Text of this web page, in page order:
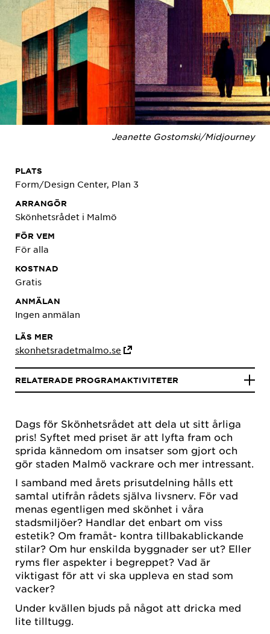
Jeanette Gostomski/Midjourney
Dags för Skönhetsrådet att dela ut sitt årliga
pris! Syftet med priset är att lyfta fram och
sprida kännedom om insatser som gjort och
gör staden Malmö vackrare och mer intressant.
I samband med årets prisutdelning hålls ett
samtal utifrån rådets själva livsnerv. För vad
menas egentligen med skönhet i våra
stadsmiljöer? Handlar det enbart om viss
estetik? Om framåt- kontra tillbakablickande
stilar? Om hur enskilda byggnader ser ut? Eller
ryms fler aspekter i begreppet? Vad är
viktigast för att vi ska uppleva en stad som
vacker?
Under kvällen bjuds på något att dricka med
lite tilltugg.
PLATS
Form/Design Center, Plan 3
ARRANGÖR
Skönhetsrådet i Malmö
FÖR VEM
För alla
KOSTNAD
Gratis
ANMÄLAN
Ingen anmälan
LÄS MER
skonhetsradetmalmo.se
RELATERADE PROGRAMAKTIVITETER